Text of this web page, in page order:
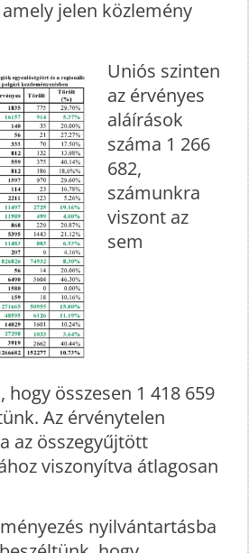
jelen közlemény
Uniós szinten
az érvényes
aláírások
száma 1 266
682,
számunkra
viszont az
sem
összesen 1 418 659
Az érvénytelen
az összegyűjtött
viszonyítva átlagosan
nyilvántartásba